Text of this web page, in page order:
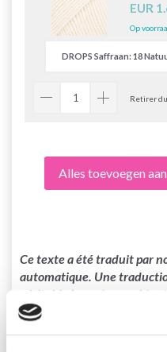
EUR
Op
Retirer
Alles toevoegen
Ce texte a été traduit par
automatique. Une
véritable humain sera
contacter notre service
0-1446 Jingle